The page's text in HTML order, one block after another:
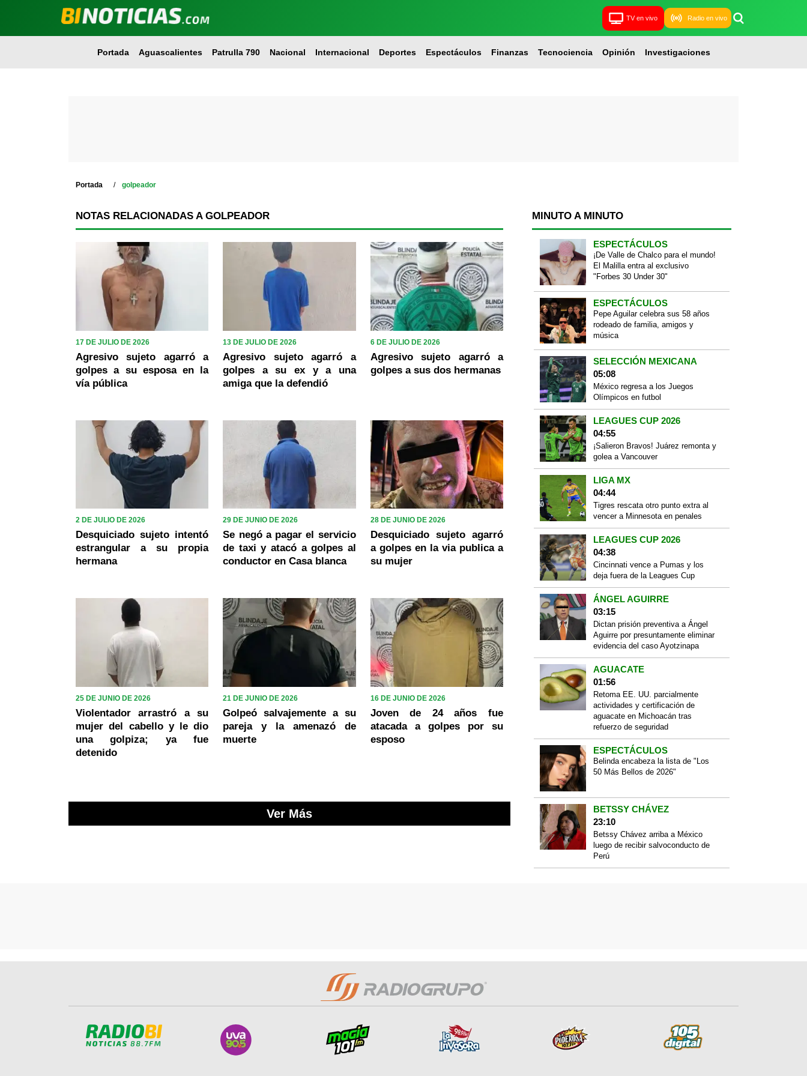
TV en vivo Radio en vivo
Portada Aguascalientes Patrulla 790 Nacional Internacional Deportes Espectáculos Finanzas Tecnociencia Opinión Investigaciones
Portada golpeador
NOTAS RELACIONADAS A GOLPEADOR
17 DE JULIO DE 2026
Agresivo sujeto agarró a
golpes a su esposa en la
vía pública
13 DE JULIO DE 2026
Agresivo sujeto agarró a
golpes a su ex y a una
amiga que la defendió
6 DE JULIO DE 2026
Agresivo sujeto agarró a
golpes a sus dos hermanas
2 DE JULIO DE 2026
Desquiciado sujeto intentó
estrangular a su propia
hermana
29 DE JUNIO DE 2026
Se negó a pagar el servicio
de taxi y atacó a golpes al
conductor en Casa blanca
28 DE JUNIO DE 2026
Desquiciado sujeto agarró
a golpes en la via publica a
su mujer
25 DE JUNIO DE 2026
Violentador arrastró a su
mujer del cabello y le dio
una golpiza; ya fue
detenido
21 DE JUNIO DE 2026
Golpeó salvajemente a su
pareja y la amenazó de
muerte
16 DE JUNIO DE 2026
Joven de 24 años fue
atacada a golpes por su
esposo
Ver Más
MINUTO A MINUTO
ESPECTÁCULOS
¡De Valle de Chalco para el mundo!
El Malilla entra al exclusivo
"Forbes 30 Under 30"
ESPECTÁCULOS
Pepe Aguilar celebra sus 58 años
rodeado de familia, amigos y
música
SELECCIÓN MEXICANA
05:08
México regresa a los Juegos
Olímpicos en futbol
LEAGUES CUP 2026
04:55
¡Salieron Bravos! Juárez remonta y
golea a Vancouver
LIGA MX
04:44
Tigres rescata otro punto extra al
vencer a Minnesota en penales
LEAGUES CUP 2026
04:38
Cincinnati vence a Pumas y los
deja fuera de la Leagues Cup
ÁNGEL AGUIRRE
03:15
Dictan prisión preventiva a Ángel
Aguirre por presuntamente eliminar
evidencia del caso Ayotzinapa
AGUACATE
01:56
Retoma EE. UU. parcialmente
actividades y certificación de
aguacate en Michoacán tras
refuerzo de seguridad
ESPECTÁCULOS
Belinda encabeza la lista de "Los
50 Más Bellos de 2026"
BETSSY CHÁVEZ
23:10
Betssy Chávez arriba a México
luego de recibir salvoconducto de
Perú